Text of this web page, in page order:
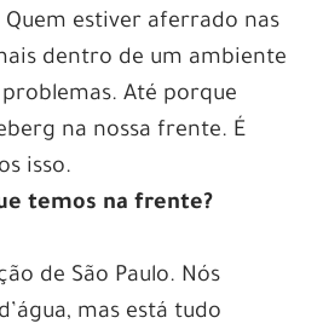
estiver aferrado nas
dentro de um ambiente
Até porque
na nossa frente. É
isso.
temos na frente?
de São Paulo. Nós
mas está tudo